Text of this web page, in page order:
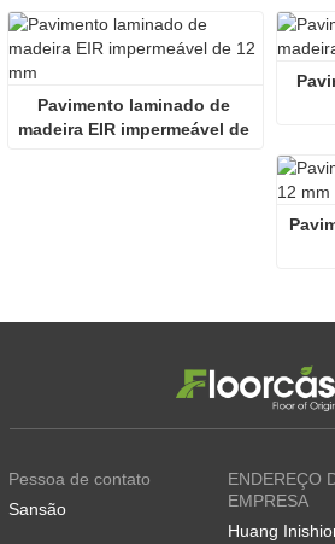
Pavimento laminado de
madeira EIR impermeável de
Pessoa de contato
Sansão
ENDEREÇO
EMPRESA
Huang